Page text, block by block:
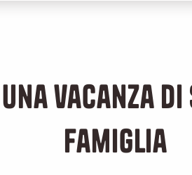
vacanza
famiglia